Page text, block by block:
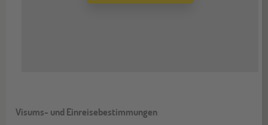
Visums- und Einreisebestimmungen